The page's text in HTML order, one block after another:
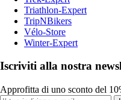
Triathlon-Expert
TripNBikers
Vélo-Store
Winter-Expert
Iscriviti alla nostra
Approfitta di uno sconto del